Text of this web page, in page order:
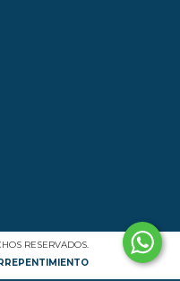
RESERVADOS.